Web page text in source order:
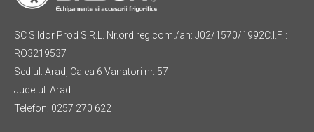
SC Sildor Prod S.R.L. Nr.ord.reg.com./an: J02/1570/1992C.I.F. :
RO3219537
Sediul: Arad, Calea 6 Vanatori nr. 57
Judetul: Arad
Telefon: 0257 270 622